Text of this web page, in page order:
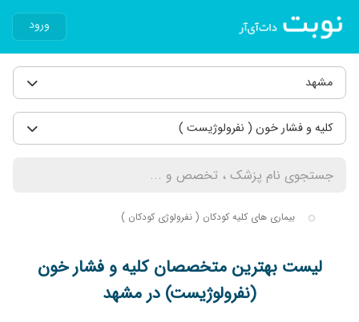
ورود
مشهد
کلیه و فشار خون ( نفرولوژیست )
بیماری های کلیه کودکان ( نفرولوژی کودکان )
لیست بهترین متخصصان کلیه و فشار خون
(نفرولوژیست) در مشهد